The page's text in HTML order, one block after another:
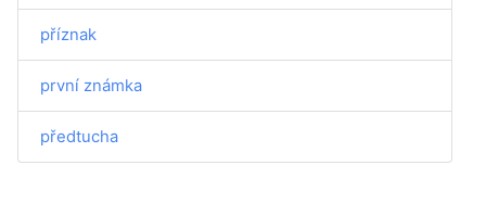
příznak
první známka
předtucha